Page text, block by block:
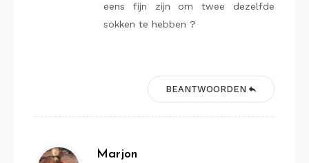
eens fijn zijn om twee dezelfde
sokken te hebben ?
BEANTWOORDEN
Marjon